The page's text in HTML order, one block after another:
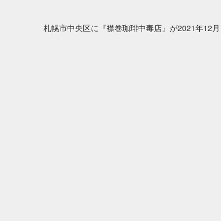
札幌市中央区に『襟巻珈琲中毒店』が2021年12